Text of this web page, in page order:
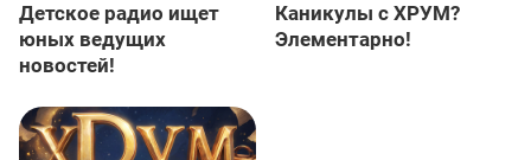
Детское радио ищет
юных ведущих
новостей!
Каникулы с ХРУМ?
Элементарно!